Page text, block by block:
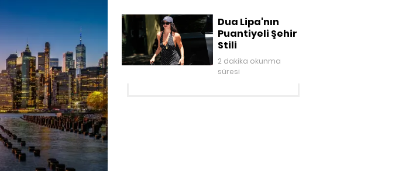
Dua Lipa'nın
Puantiyeli Şehir
Stili
2 dakika okunma
süresi